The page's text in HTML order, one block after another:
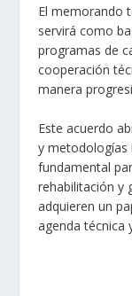
El memorando
servirá como
programas de
cooperación
manera
Este acuerdo
y metodologías
fundamental
rehabilitación y
adquieren un
agenda técnica